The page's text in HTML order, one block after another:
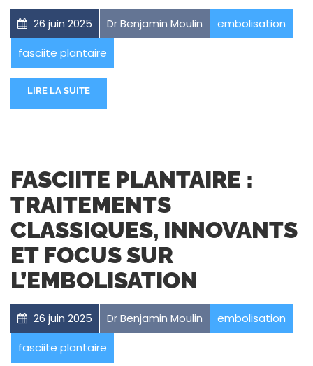
26 juin 2025 Dr Benjamin Moulin
embolisation
fasciite plantaire
LIRE LA SUITE
FASCIITE PLANTAIRE :
TRAITEMENTS
CLASSIQUES, INNOVANTS
ET FOCUS SUR
L’EMBOLISATION
26 juin 2025 Dr Benjamin Moulin
embolisation
fasciite plantaire